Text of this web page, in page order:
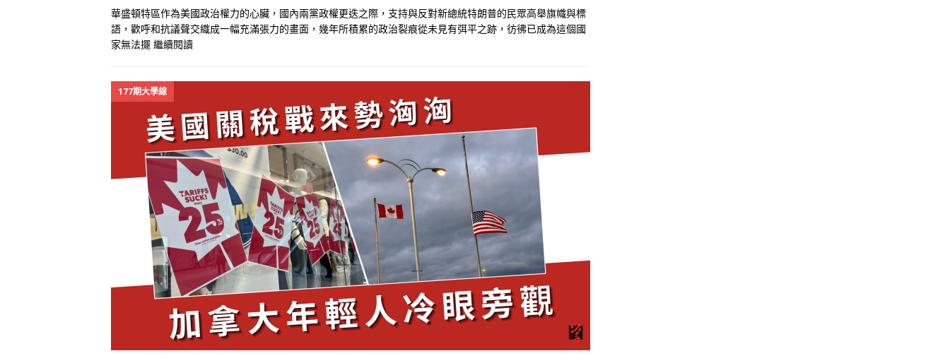
華盛頓特區作為美國政治權力的心臟，國內兩黨政權更迭之際，支持與反對新總統特朗普的民眾高舉旗幟與標
語，歡呼和抗議聲交織成一幅充滿張力的畫面，幾年所積累的政治裂痕從未見有弭平之跡，彷彿已成為這個國
家無法擺 繼續閱讀
177期大學線